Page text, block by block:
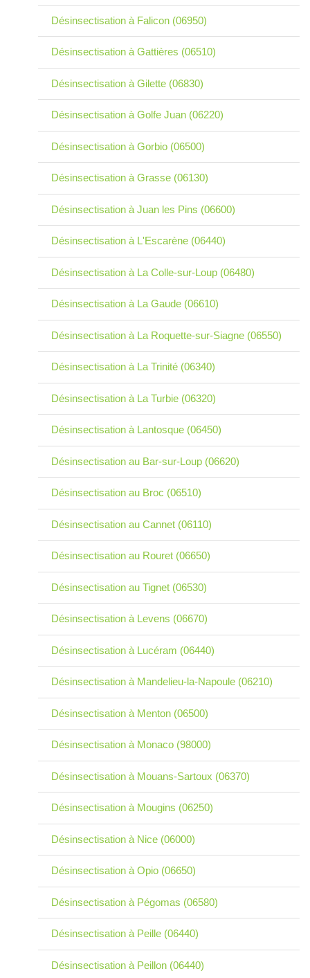
Désinsectisation à Falicon (06950)
Désinsectisation à Gattières (06510)
Désinsectisation à Gilette (06830)
Désinsectisation à Golfe Juan (06220)
Désinsectisation à Gorbio (06500)
Désinsectisation à Grasse (06130)
Désinsectisation à Juan les Pins (06600)
Désinsectisation à L'Escarène (06440)
Désinsectisation à La Colle-sur-Loup (06480)
Désinsectisation à La Gaude (06610)
Désinsectisation à La Roquette-sur-Siagne (06550)
Désinsectisation à La Trinité (06340)
Désinsectisation à La Turbie (06320)
Désinsectisation à Lantosque (06450)
Désinsectisation au Bar-sur-Loup (06620)
Désinsectisation au Broc (06510)
Désinsectisation au Cannet (06110)
Désinsectisation au Rouret (06650)
Désinsectisation au Tignet (06530)
Désinsectisation à Levens (06670)
Désinsectisation à Lucéram (06440)
Désinsectisation à Mandelieu-la-Napoule (06210)
Désinsectisation à Menton (06500)
Désinsectisation à Monaco (98000)
Désinsectisation à Mouans-Sartoux (06370)
Désinsectisation à Mougins (06250)
Désinsectisation à Nice (06000)
Désinsectisation à Opio (06650)
Désinsectisation à Pégomas (06580)
Désinsectisation à Peille (06440)
Désinsectisation à Peillon (06440)